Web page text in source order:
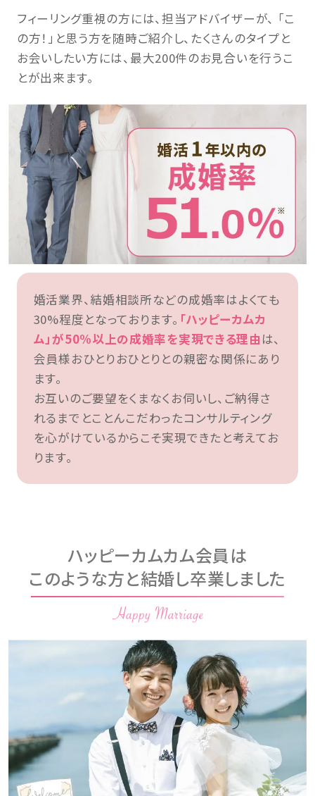
フィーリング重視の方には、担当アドバイザーが、 「こ
の方！」と思う方を随時ご紹介し、たくさんのタイプと
お会いしたい方には、最大200件のお見合いを行うこ
とが出来ます。
婚活業界、結婚相談所などの成婚率はよくても
30%程度となっております。 「ハッピーカムカ
ム」が50%以上の成婚率を実現できる理由 は、
会員様おひとりおひとりとの親密な関係にあり
ます。
お互いのご要望をくまなくお伺いし、ご納得さ
れるまでとことんこだわったコンサルティング
を心がけているからこそ実現できたと考えてお
ります。
ハッピーカムカム会員は
このような方と結婚し卒業しました